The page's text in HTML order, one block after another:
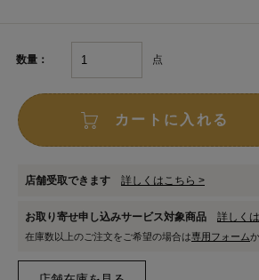
数量： 点
カートに入れる
店舗受取できます 詳しくはこちら >
お取り寄せ申し込みサービス対象商品 詳しく
在庫数以上のご注文をご希望の場合は専用フォーム